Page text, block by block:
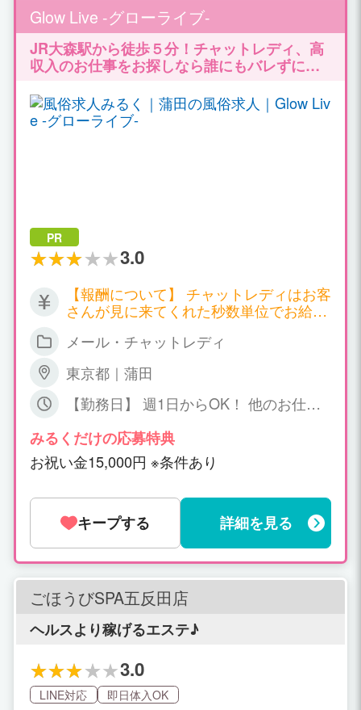
Glow Live -グローライブ-
JR大森駅から徒歩５分！チャットレディ、高
収入のお仕事をお探しなら誰にもバレずには
します。高収入バイトで充実のプライベート♪
PR
3.0
【報酬について】 チャットレディはお客
さんが見に来てくれた秒数単位でお給料
に報酬も違ってくるのですが、以下一例
2,700円～7,200円 ▼ツーショットチャッ
ト 時給 2,700円～4,500円 ▼パーティ
ーチャット 時給 1,800円～（＊一人の
お客様と話する場合） 同時に会話するお
客様が増えれば増える程、時給ＵＰ！ 平
均で時給3,000円以上、5,000円以上の方
気軽にお問い合わせください。
メール・チャットレディ
東京都｜蒲田
【勤務日】 週1日からOK！ 他のお仕事
深夜、短時間でもOK! ご相談下さい
みるくだけの応募特典
お祝い金15,000円 ※条件あり
キープする 詳細を見る
ごほうびSPA五反田店
ヘルスより稼げるエステ♪
3.0
LINE対応 即日体入OK